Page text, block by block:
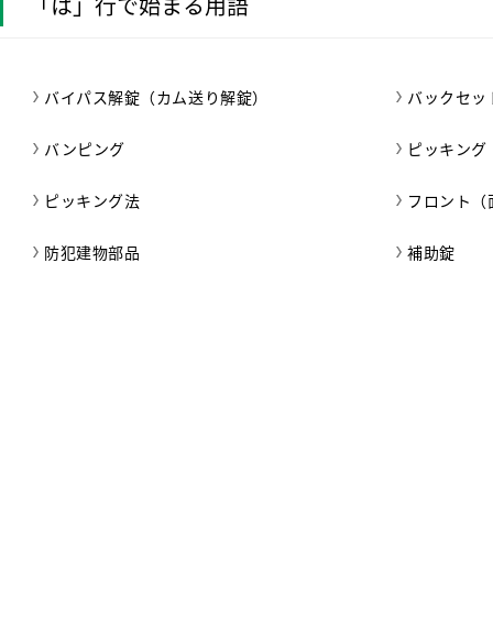
バイパス解錠（カム送り解錠） バックセッ
バンピング ピッキング
ピッキング法 フロント（
防犯建物部品 補助錠